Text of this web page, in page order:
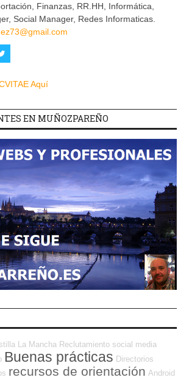
Finanzas, RR.HH, Informática,
Social Manager, Redes Informaticas.
Aquí
EN MUÑOZPAREÑO
La Mancha Reclutamiento social media
Buenas prácticas Directorios
recursos de orientación Android